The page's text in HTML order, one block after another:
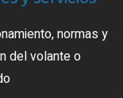
normas y
del volante o